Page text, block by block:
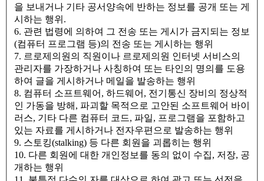
을 보내거나 기타 공서양속에 반하는 정보를 공개 또는 게
시하는 행위.
6. 관련 법령에 의하여 그 전송 또는 게시가 금지되는 정보
(컴퓨터 프로그램 등)의 전송 또는 게시하는 행위
7. 르로제의원의 직원이나 르로제의원 인터넷 서비스의
관리자를 가장하거나 사칭하여 또는 타인의 명의를 도용
하여 글을 게시하거나 메일을 발송하는 행위
8. 컴퓨터 소프트웨어, 하드웨어, 전기통신 장비의 정상적
인 가동을 방해, 파괴할 목적으로 고안된 소프트웨어 바이
러스, 기타 다른 컴퓨터 코드, 파일, 프로그램을 포함하고
있는 자료를 게시하거나 전자우편으로 발송하는 행위
9. 스토킹(stalking) 등 다른 회원을 괴롭히는 행위
10. 다른 회원에 대한 개인정보를 동의 없이 수집, 저장, 공
개하는 행위